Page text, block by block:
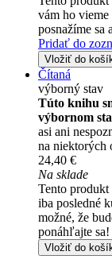
vám ho
posnažíme sa
Pridať do
Vložiť do
Čítaná
výborný stav
Túto knihu
výbornom
asi ani
na niektorých
24,40 €
Na sklade
Tento produkt
iba posledné
možné, že
ponáhľajte sa!
Vložiť do